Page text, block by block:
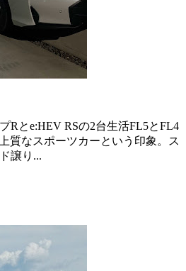
Rとe:HEV RSの2台生活FL5とFL4
質なスポーツカーという印象。ス
譲り...